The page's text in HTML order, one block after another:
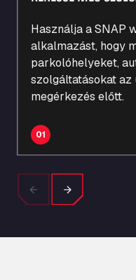
REGISZTRÁLJON
TOVÁBBI
REGISZTRÁLJON
Használja a SNAP
alkalmazást, hogy
parkolóhelyeket,
szolgáltatásokat az
megérkezés előtt.
01
Previous
Next